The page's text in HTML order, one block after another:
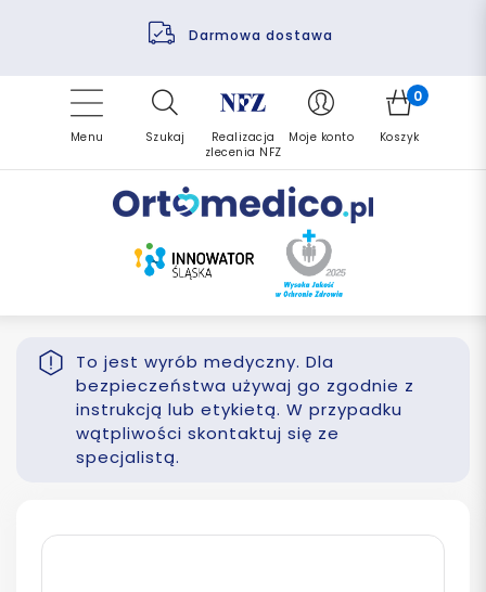
Darmowa dostawa
Pomoc fizjoterapeuty
Finansowanie PFRON
Refundacja NFZ
Zrealizuj zlecenie ponownie
Menu Szukaj
Realizacja
zlecenia NFZ
Moje konto
0
Koszyk
To jest wyrób medyczny. Dla
bezpieczeństwa używaj go zgodnie z
instrukcją lub etykietą. W przypadku
wątpliwości skontaktuj się ze
specjalistą.